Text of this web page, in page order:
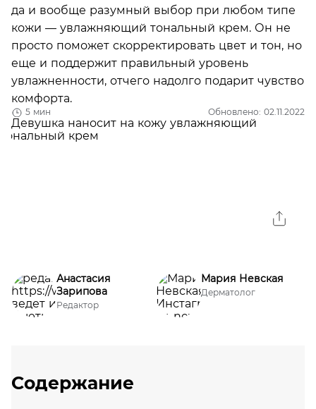
5 мин Обновлено: 02.11.2022
да и вообще разумный выбор при любом типе
кожи — увлажняющий тональный крем. Он не
просто поможет скорректировать цвет и тон, но
еще и поддержит правильный уровень
увлажненности, отчего надолго подарит чувство
комфорта.
Анастасия
Зарипова
Редактор
Мария Невская
Дерматолог
Содержание